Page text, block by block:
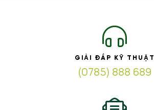
GIẢI ĐÁP KỸ THUẬT
(0785) 888 689